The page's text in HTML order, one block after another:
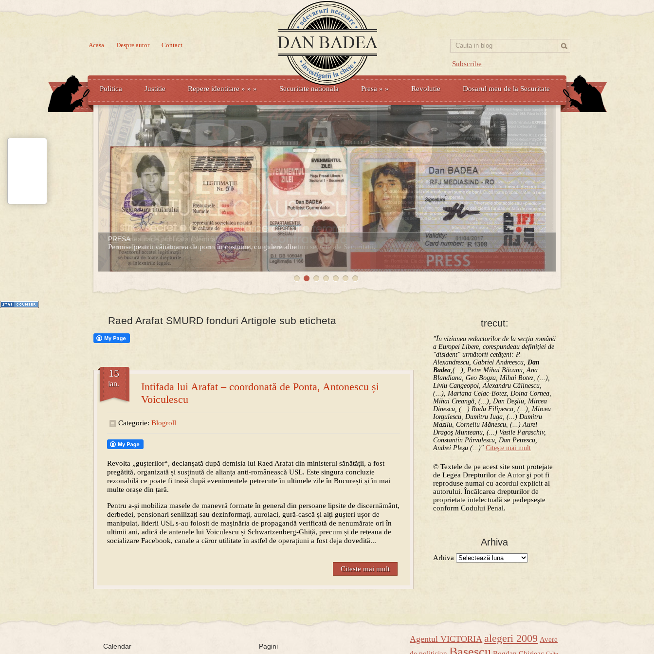
Subscribe
Acasa Despre autor Contact
Politica Justitie Repere identitare » » » Securitate nationala Presa » » Revolutie Dosarul meu de la Securitate
PRESA
Permise pentru vânătoarea de porci în costume, cu gulere albe
Prima mea carte publicata (Nemira)
Averea Presedintelui: prima lucrare despre controversatele conturi secrete ale Securitatii.
trecut:
"În viziunea redactorilor de la secţia română
a Europei Libere, corespundeau definiţiei de
"disident" următorii ce­tă­ţeni: P.
Alexandrescu, Gabriel Andreescu, Dan
Badea,(...), Petre Mihai Băcanu, Ana
Blandiana, Geo Bogza, Mihai Botez, (...),
Liviu Cangeopol, Alexandru Călinescu,
(...), Mariana Celac-Botez, Doina Cornea,
Mihai Creangă, (...), Dan Deşliu, Mircea
Dinescu, (...) Radu Filipescu, (...), Mircea
Iorgulescu, Dumitru Iuga, (...) Dumitru
Mazilu, Corneliu Mănescu, (...) Aurel
Dragoş Munteanu, (...) Vasile Paraschiv,
Constantin Pârvulescu, Dan Petrescu,
Andrei Pleşu (...)" Citeşte mai mult
© Textele de pe acest site sunt protejate
de Legea Drepturilor de Autor şi pot fi
reproduse numai cu acordul explicit al
autorului. Încălcarea drepturilor de
proprietate intelectuală se pedepseşte
conform Codului Penal.
Arhiva
Arhiva
Raed Arafat SMURD fonduri Artigole sub eticheta
Intifada lui Arafat – coordonată de Ponta, Antonescu și
Voiculescu
15
ian.
Categorie: Blogroll
Revolta „gușterilor“, declanșată după demisia lui Raed Arafat din ministerul sănătății, a fost
pregătită, organizată și susținută de alianța anti-românească USL. Este singura concluzie
rezonabilă ce poate fi trasă după evenimentele petrecute în ultimele zile în București și în mai
multe orașe din țară.
Pentru a-și mobiliza masele de manevră formate în general din persoane lipsite de discernământ,
derbedei, pensionari senilizați sau dezinformați, aurolaci, gură-cască și alți gușteri ușor de
manipulat, liderii USL s-au folosit de mașinăria de propagandă verificată de nenumărate ori în
ultimii ani, adică de antenele lui Voiculescu și Schwartzenberg-Ghiță, precum și de rețeaua de
socializare Facebook, canale a căror utilitate în astfel de operațiuni a fost deja dovedită...
Citeste mai mult
Calendar Pagini
Agentul VICTORIA alegeri 2009 Avere